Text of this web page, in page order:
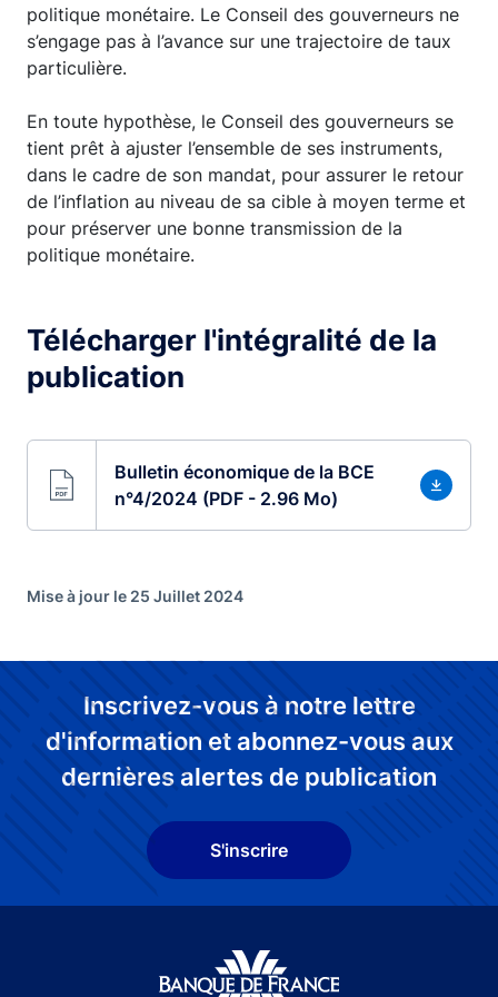
politique monétaire. Le Conseil des gouverneurs ne
s’engage pas à l’avance sur une trajectoire de taux
particulière.
En toute hypothèse, le Conseil des gouverneurs se
tient prêt à ajuster l’ensemble de ses instruments,
dans le cadre de son mandat, pour assurer le retour
de l’inflation au niveau de sa cible à moyen terme et
pour préserver une bonne transmission de la
politique monétaire.
Télécharger l'intégralité de la
publication
Bulletin économique de la BCE
n°4/2024 (PDF - 2.96 Mo)
Mise à jour le 25 Juillet 2024
Inscrivez-vous à notre lettre
d'information et abonnez-vous aux
dernières alertes de publication
S'inscrire